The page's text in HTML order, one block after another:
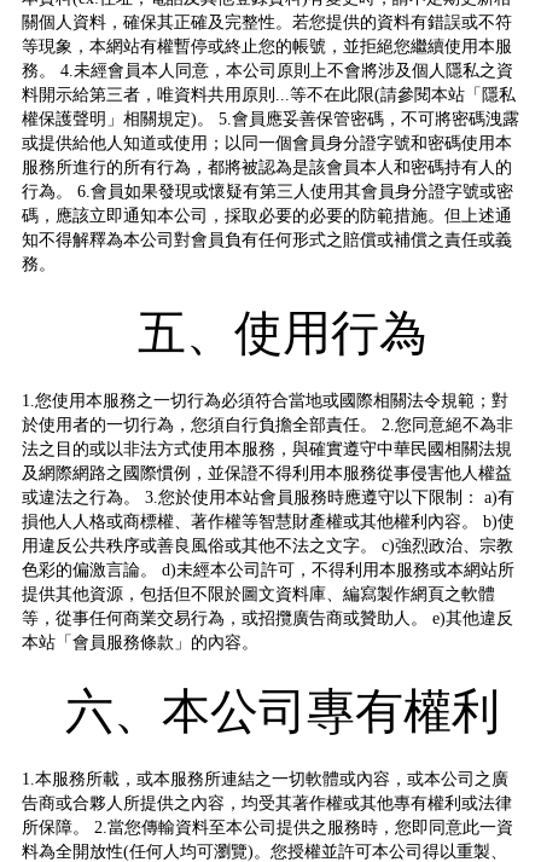
關個人資料，確保其正確及完整性。若您提供的資料有錯誤或不符
等現象，本網站有權暫停或終止您的帳號，並拒絕您繼續使用本服
務。 4.未經會員本人同意，本公司原則上不會將涉及個人隱私之資
料開示給第三者，唯資料共用原則...等不在此限(請參閱本站「隱私
權保護聲明」相關規定)。 5.會員應妥善保管密碼，不可將密碼洩露
或提供給他人知道或使用；以同一個會員身分證字號和密碼使用本
服務所進行的所有行為，都將被認為是該會員本人和密碼持有人的
行為。 6.會員如果發現或懷疑有第三人使用其會員身分證字號或密
碼，應該立即通知本公司，採取必要的必要的防範措施。但上述通
知不得解釋為本公司對會員負有任何形式之賠償或補償之責任或義
務。
五、使用行為
1.您使用本服務之一切行為必須符合當地或國際相關法令規範；對
於使用者的一切行為，您須自行負擔全部責任。 2.您同意絕不為非
法之目的或以非法方式使用本服務，與確實遵守中華民國相關法規
及網際網路之國際慣例，並保證不得利用本服務從事侵害他人權益
或違法之行為。 3.您於使用本站會員服務時應遵守以下限制： a)有
損他人人格或商標權、著作權等智慧財產權或其他權利內容。 b)使
用違反公共秩序或善良風俗或其他不法之文字。 c)強烈政治、宗教
色彩的偏激言論。 d)未經本公司許可，不得利用本服務或本網站所
提供其他資源，包括但不限於圖文資料庫、編寫製作網頁之軟體
等，從事任何商業交易行為，或招攬廣告商或贊助人。 e)其他違反
本站「會員服務條款」的內容。
六、本公司專有權利
1.本服務所載，或本服務所連結之一切軟體或內容，或本公司之廣
告商或合夥人所提供之內容，均受其著作權或其他專有權利或法律
所保障。 2.當您傳輸資料至本公司提供之服務時，您即同意此一資
料為全開放性(任何人均可瀏覽)。您授權並許可本公司得以重製、